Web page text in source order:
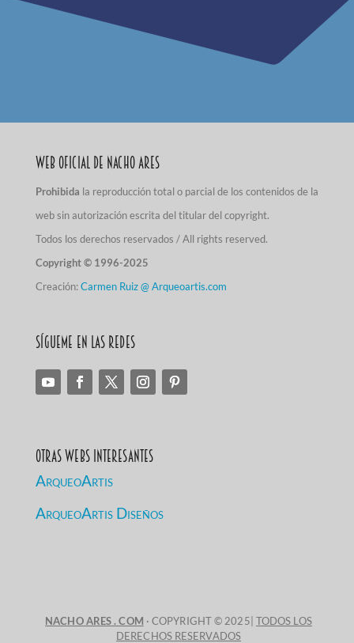
Web Oficial de Nacho Ares
Prohibida la reproducción total o parcial de los contenidos de la
web sin autorización escrita del titular del copyright.
Todos los derechos reservados / All rights reserved.
Copyright © 1996-2025
Creación:Carmen Ruiz @ Arqueoartis.com
Sígueme en las redes
Otras Webs Interesantes
ArqueoArtis
ArqueoArtis Diseños
NACHO ARES . COM · COPYRIGHT © 2025| TODOS LOS
DERECHOS RESERVADOS